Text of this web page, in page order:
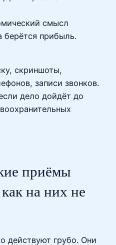
смысл
прибыль.
скриншоты,
записи звонков.
дело дойдёт до
приёмы
на них не
действуют грубо. Они